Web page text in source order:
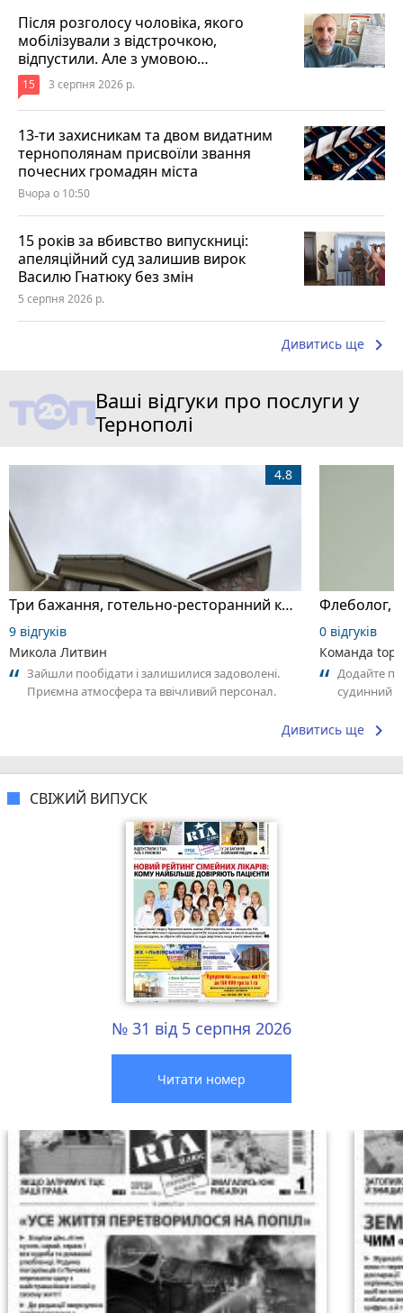
Після розголосу чоловіка, якого
мобілізували з відстрочкою,
відпустили. Але з умовою…
15 3 серпня 2026 р.
13-ти захисникам та двом видатним
тернополянам присвоїли звання
почесних громадян міста
Вчора о 10:50
15 років за вбивство випускниці:
апеляційний суд залишив вирок
Василю Гнатюку без змін
5 серпня 2026 р.
Дивитись ще keyboard_arrow_right
Ваші відгуки про послуги у
Тернополі
Три бажання, готельно-ресторанний комплекс
4.8
9 відгуків
Микола Литвин
Зайшли пообідати і залишилися задоволені.
Приємна атмосфера та ввічливий персонал.
0 відгуків
Команда
Додайте
судинний
Дивитись ще keyboard_arrow_right
СВІЖИЙ ВИПУСК
№ 31 від 5 серпня 2026
Читати номер